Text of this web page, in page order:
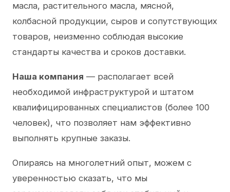
масла, растительного масла, мясной,
колбасной продукции, сыров и сопутствующих
товаров, неизменно соблюдая высокие
стандарты качества и сроков доставки.
Наша компания — располагает всей
необходимой инфраструктурой и штатом
квалифицированных специалистов (более 100
человек), что позволяет нам эффективно
выполнять крупные заказы.
Опираясь на многолетний опыт, можем с
уверенностью сказать, что мы